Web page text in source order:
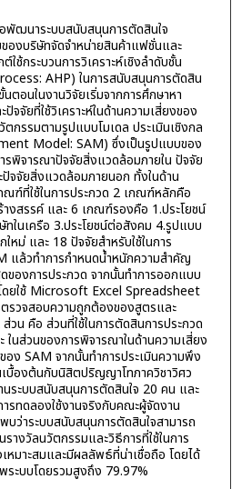
พัฒนาระบบสนับสนุนการตัดสินใจ
องบริษัทจัดจำหน่ายสินค้าแฟชั่นและ
ใช้กระบวนการวิเคราะห์เชิงลำดับชั้น
AHP) ในการสนับสนุนการตัดสิน
ตอนในงานวิจัยเริ่มจากการศึกษาหา
จจัยที่ใช้วิเคราะห์ในด้านความเสี่ยงของ
กรรมตามรูปแบบโมเดล ประเมินเชิงกล
Model: SAM) ซึ่งเป็นรูปแบบของ
รพิจารณาปัจจัยสิ่งแวดล้อมภายใน ปัจจัย
จจัยสิ่งแวดล้อมภายนอก ทั้งในด้าน
ณฑ์ที่ใช้ในการประกวด 2 เกณฑ์หลักคือ
งสรรค์ และ 6 เกณฑ์รองคือ 1.ประโยชน์
ในเครือ 3.ประโยชน์ต่อสังคม 4.รูปแบบ
หม่ และ 18 ปัจจัยสำหรับใช้ในการ
แล้วทำการกำหนดน้ำหนักความสำคัญ
องการประกวด จากนั้นทำการออกแบบ
ดยใช้ Microsoft Excel Spreadsheet
รวจสอบความถูกต้องของสูตรและ
น คือ ส่วนที่ใช้ในการตัดสินการประกวด
นส่วนของการพิจารณาในด้านความเสี่ยง
ง SAM จากนั้นทำการประเมินความพึง
บื้องต้นกับนิสิตปริญญาโทภาควิชาวิศว
ระบบสนับสนุนการตัดสินใจ 20 คน และ
รทดลองใช้งานจริงกับคณะผู้จัดงาน
บว่าระบบสนับสนุนการตัดสินใจสามารถ
รางวัลนวัตกรรมและวิธีการที่ใช้ในการ
เหมาะสมและมีผลลัพธ์ที่น่าเชื่อถือ โดยได้
ะบบโดยรวมสูงถึง 79.97%